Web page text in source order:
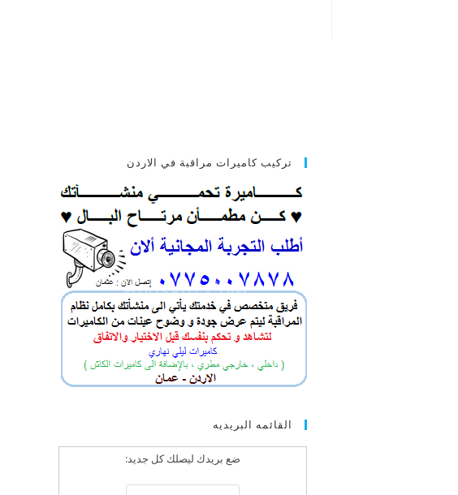
تركيب كاميرات مراقبة في الاردن
القائمه البريديه
ضع بريدك ليصلك كل جديد: